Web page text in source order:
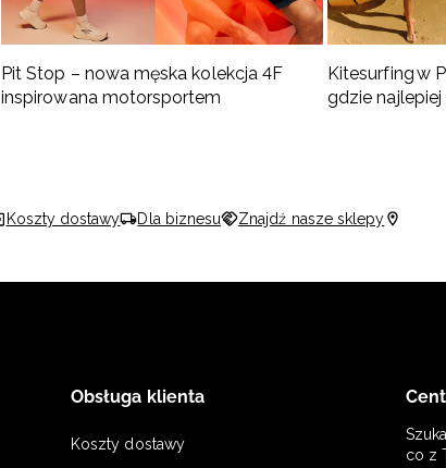
Pit Stop – nowa męska kolekcja 4F
inspirowana motorsportem
Kitesurfing w
gdzie
Koszty dostawy Dla biznesu Znajdź nasze sklepy
Obsługa klienta
Koszty dostawy
co z